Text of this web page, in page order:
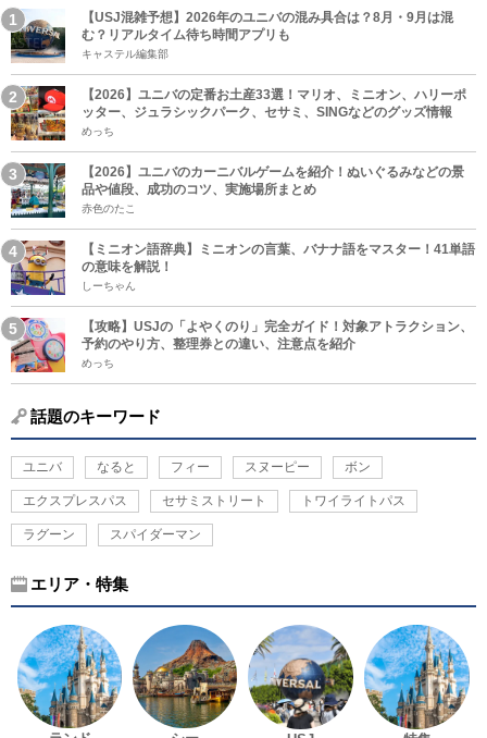
【USJ混雑予想】2026年のユニバの混み具合は？8月・9月は混
む？リアルタイム待ち時間アプリも
キャステル編集部
【2026】ユニバの定番お土産33選！マリオ、ミニオン、ハリーポ
ッター、ジュラシックパーク、セサミ、SINGなどのグッズ情報
めっち
【2026】ユニバのカーニバルゲームを紹介！ぬいぐるみなどの景
品や値段、成功のコツ、実施場所まとめ
赤色のたこ
【ミニオン語辞典】ミニオンの言葉、バナナ語をマスター！41単語
の意味を解説！
しーちゃん
【攻略】USJの「よやくのり」完全ガイド！対象アトラクション、
予約のやり方、整理券との違い、注意点を紹介
めっち
話題のキーワード
ユニバ なると フィー スヌーピー ボン
エクスプレスパス セサミストリート トワイライトパス
ラグーン スパイダーマン
エリア・特集